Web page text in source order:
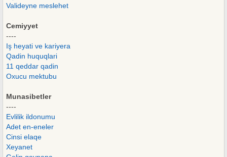
Valideyne meslehet
Cemiyyet
----
Iş heyati ve kariyera
Qadin huquqlari
11 qeddar qadin
Oxucu mektubu
Munasibetler
----
Evlilik ildonumu
Adet en-eneler
Cinsi elaqe
Xeyanet